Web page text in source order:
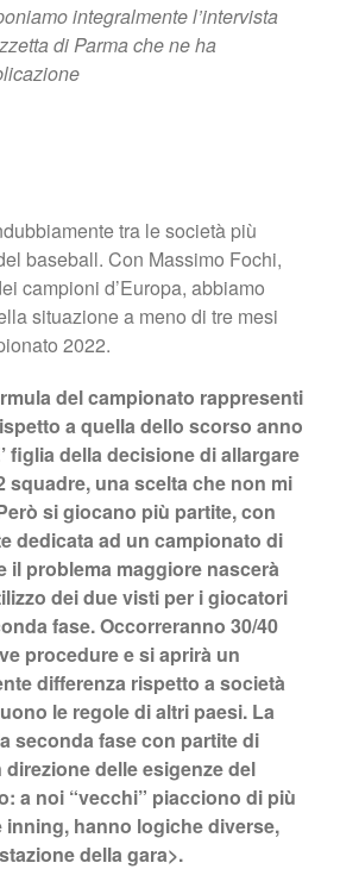
integralmente l’intervista
di Parma che ne ha
tra le società più
baseball. Con Massimo Fochi,
campioni d’Europa, abbiamo
situazione a meno di tre mesi
2022.
del campionato rappresenti
a quella dello scorso anno
figlia della decisione di allargare
squadre, una scelta che non mi
si giocano più partite, con
dedicata ad un campionato di
il problema maggiore nascerà
dei due visti per i giocatori
fase. Occorreranno 30/40
procedure e si aprirà un
differenza rispetto a società
le regole di altri paesi. La
seconda fase con partite di
delle esigenze del
a noi “vecchi” piacciono di più
inning, hanno logiche diverse,
della gara>.